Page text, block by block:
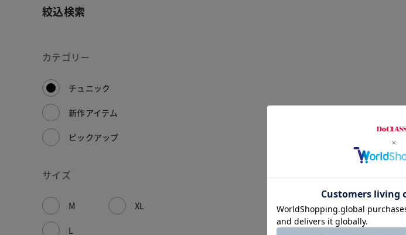
絞込検索
カテゴリー
チュニック
新作アイテム
ピックアップ
サイズ
M
L
XL